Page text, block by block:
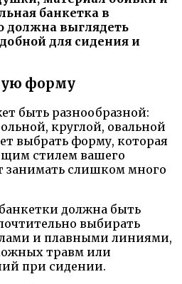
банкетка в
должна выглядеть
для сидения и
форму
быть разнообразной:
круглой, овальной
выбрать форму, которая
стилем вашего
занимать слишком много
должна быть
выбирать
и плавными линиями,
травм или
при сидении.